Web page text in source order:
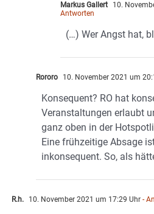
Markus Gallert 10.
Antworten
(…) Wer Angst hat,
Rororo 10. November 2021 um
Konsequent? RO hat
Veranstaltungen erlaubt
ganz oben in der
Eine frühzeitige Absage
inkonsequent. So, als
R.h. 10. November 2021 um 17:29 Uhr -